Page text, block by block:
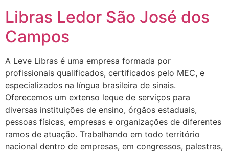
Libras Ledor São José dos
Campos
A Leve Libras é uma empresa formada por
profissionais qualificados, certificados pelo MEC, e
especializados na língua brasileira de sinais.
Oferecemos um extenso leque de serviços para
diversas instituições de ensino, órgãos estaduais,
pessoas físicas, empresas e organizações de diferentes
ramos de atuação. Trabalhando em todo território
nacional dentro de empresas, em congressos, palestras,